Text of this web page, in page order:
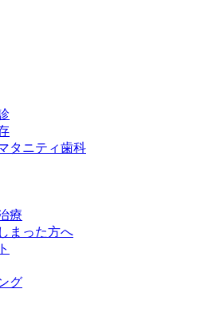
タニティ歯科
療
まった方へ
グ